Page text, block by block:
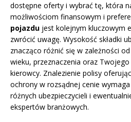
dostępne oferty i wybrać tę, która
możliwościom finansowym i
pojazdu jest kolejnym kluczowym
zwrócić uwagę. Wysokość składki
znacząco różnić się w zależności
wieku, przeznaczenia oraz
kierowcy. Znalezienie polisy
ochrony w rozsądnej cenie
różnych ubezpieczycieli i
ekspertów branżowych.